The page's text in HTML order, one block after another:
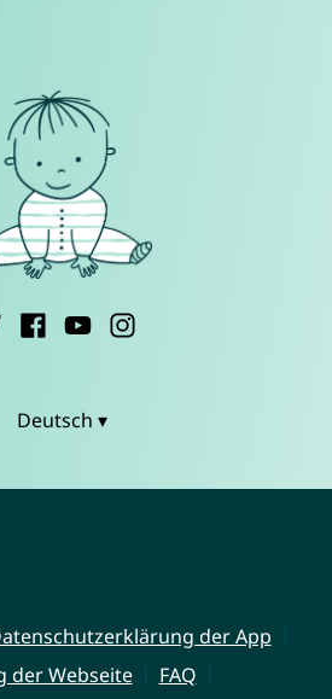
Deutsch ▾
der App
der Webseite
FAQ